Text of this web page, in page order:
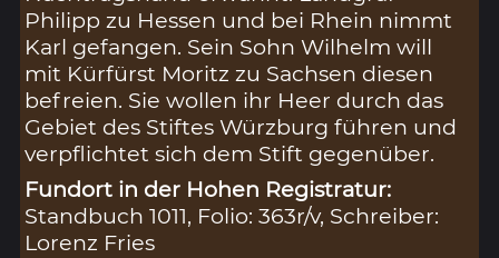
Philipp zu Hessen und bei Rhein nimmt
Karl gefangen. Sein Sohn Wilhelm will
mit Kürfürst Moritz zu Sachsen diesen
befreien. Sie wollen ihr Heer durch das
Gebiet des Stiftes Würzburg führen und
verpflichtet sich dem Stift gegenüber.
Fundort in der Hohen Registratur:
Standbuch 1011, Folio: 363r/v, Schreiber:
Lorenz Fries